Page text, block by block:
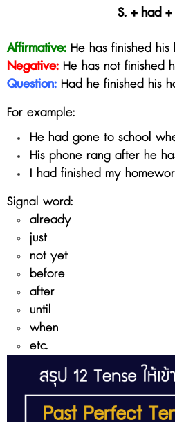
S. + had +
Affirmative: He has finished his
Negative: He has not finished
Question: Had he finished his
For example:
He had gone to school
His phone rang after he
I had finished my
Signal word:
already
just
not yet
before
after
until
when
etc.